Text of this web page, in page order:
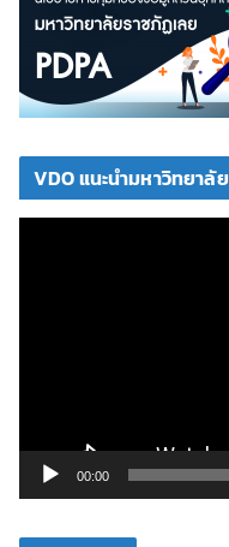
VDO แนะนำมหาวิทยาลัย
ดี
โ
00:00